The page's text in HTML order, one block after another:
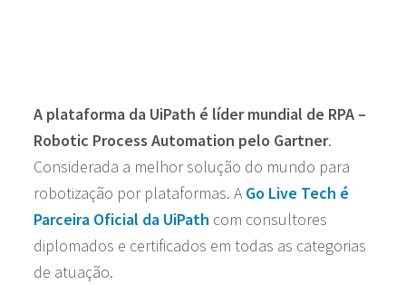
A plataforma da UiPath é líder mundial de RPA –
Robotic Process Automation pelo Gartner.
Considerada a melhor solução do mundo para
robotização por plataformas. AGo Live Tech é
Parceira Oficial da UiPath com consultores
diplomados e certificados em todas as categorias
de atuação.